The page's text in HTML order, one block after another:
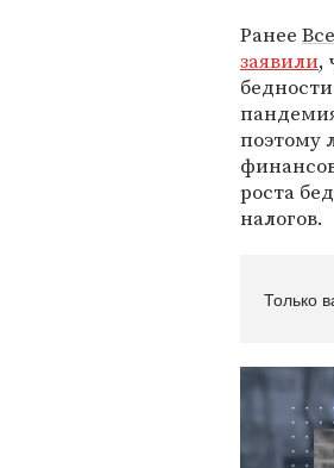
Ранее
заявили,
поэтому
роста
налогов.
Только